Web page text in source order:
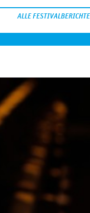
ALLE FESTIVALBERICHTE